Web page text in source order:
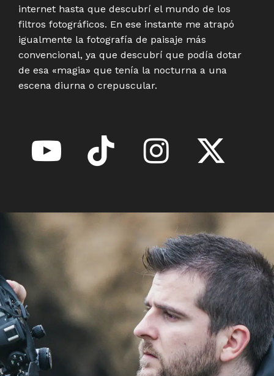
internet hasta que descubrí el mundo de los
filtros fotográficos. En ese instante me atrapó
igualmente la fotografía de paisaje más
convencional, ya que descubrí que podía dotar
de esa «magia» que tenía la nocturna a una
escena diurna o crepuscular.